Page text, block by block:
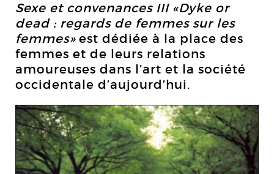
Sexe et convenances III «Dyke or
dead : regards de femmes sur les
femmes»est dédiée à la place des
femmes et de leurs relations
amoureuses dans l’art et la société
occidentale d’aujourd’hui.